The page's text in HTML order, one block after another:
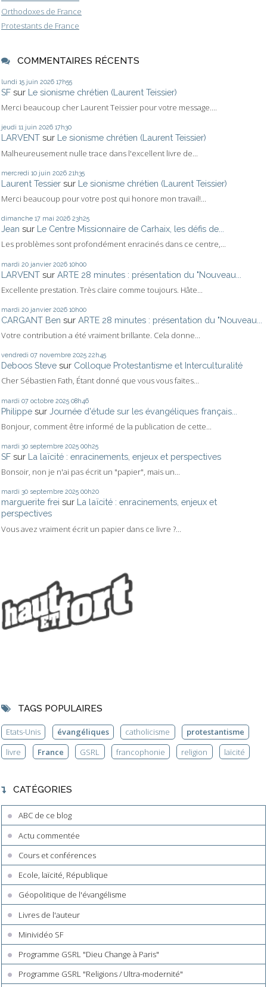
Orthodoxes de France
Protestants de France
COMMENTAIRES RÉCENTS
lundi 15 juin 2026 17h55
SF sur Le sionisme chrétien (Laurent Teissier)
Merci beaucoup cher Laurent Teissier pour votre message....
jeudi 11 juin 2026 17h30
LARVENT sur Le sionisme chrétien (Laurent Teissier)
Malheureusement nulle trace dans l'excellent livre de...
mercredi 10 juin 2026 21h35
Laurent Tessier sur Le sionisme chrétien (Laurent Teissier)
Merci beaucoup pour votre post qui honore mon travail!...
dimanche 17 mai 2026 23h25
Jean sur Le Centre Missionnaire de Carhaix, les défis de...
Les problèmes sont profondément enracinés dans ce centre,...
mardi 20 janvier 2026 10h00
LARVENT sur ARTE 28 minutes : présentation du "Nouveau...
Excellente prestation. Très claire comme toujours. Hâte...
mardi 20 janvier 2026 10h00
CARGANT Ben sur ARTE 28 minutes : présentation du "Nouveau...
Votre contribution a été vraiment brillante. Cela donne...
vendredi 07 novembre 2025 22h45
Deboos Steve sur Colloque Protestantisme et Interculturalité
Cher Sébastien Fath, Étant donné que vous vous faites...
mardi 07 octobre 2025 08h46
Philippe sur Journée d'étude sur les évangéliques français...
Bonjour, comment être informé de la publication de cette...
mardi 30 septembre 2025 00h25
SF sur La laïcité : enracinements, enjeux et perspectives
Bonsoir, non je n'ai pas écrit un "papier", mais un...
mardi 30 septembre 2025 00h20
marguerite frei sur La laïcité : enracinements, enjeux et
perspectives
Vous avez vraiment écrit un papier dans ce livre ?...
TAGS POPULAIRES
Etats-Unis évangéliques catholicisme
protestantisme
livre
France GSRL francophonie religion laïcité
CATÉGORIES
ABC de ce blog
Actu commentée
Cours et conférences
Ecole, laïcité, République
Géopolitique de l'évangélisme
Livres de l'auteur
Minividéo SF
Programme GSRL "Dieu Change à Paris"
Programme GSRL "Religions / Ultra-modernité"